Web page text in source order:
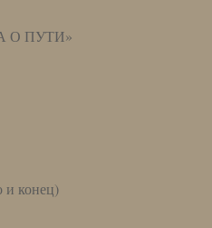
О ПУТИ»
и конец)